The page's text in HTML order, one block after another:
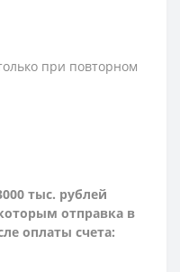
при повторном
тыс. рублей
отправка в
оплаты счета: